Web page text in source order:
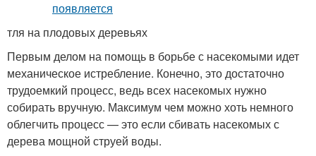
тля на плодовых деревьях
Первым делом на помощь в борьбе с насекомыми идет
механическое истребление. Конечно, это достаточно
трудоемкий процесс, ведь всех насекомых нужно
собирать вручную. Максимум чем можно хоть немного
облегчить процесс — это если сбивать насекомых с
дерева мощной струей воды.